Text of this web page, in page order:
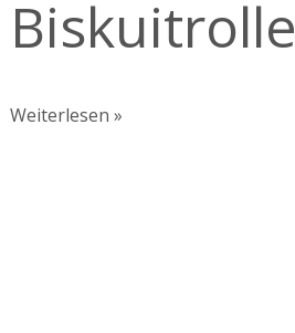
Biskuitrolle
Weiterlesen »